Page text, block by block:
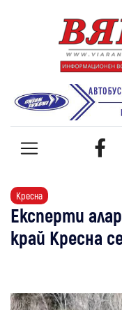
Кресна
Експерти
край Кресна